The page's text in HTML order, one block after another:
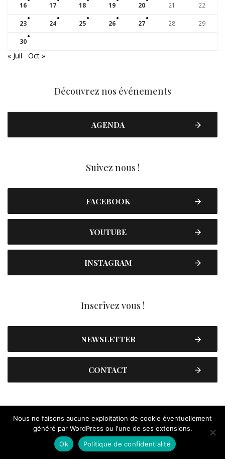
16 17 18 19 20 21 22
23 24 25 26 27 28 29
30
« Juil Oct »
Découvrez nos événements
AGENDA
Suivez nous !
FACEBOOK
YOUTUBE
INSTAGRAM
Inscrivez vous !
NEWSLETTER
CONTACT
Nous ne faisons aucune exploitation de cookie éventuellement
généré par WordPress ou l'une de ses extensions.
Ok
Politique de confidentialité